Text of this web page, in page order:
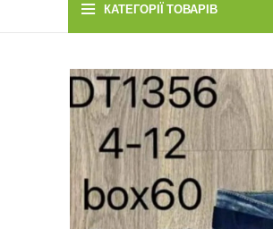
КАТЕГОРІЇ ТОВАРІВ